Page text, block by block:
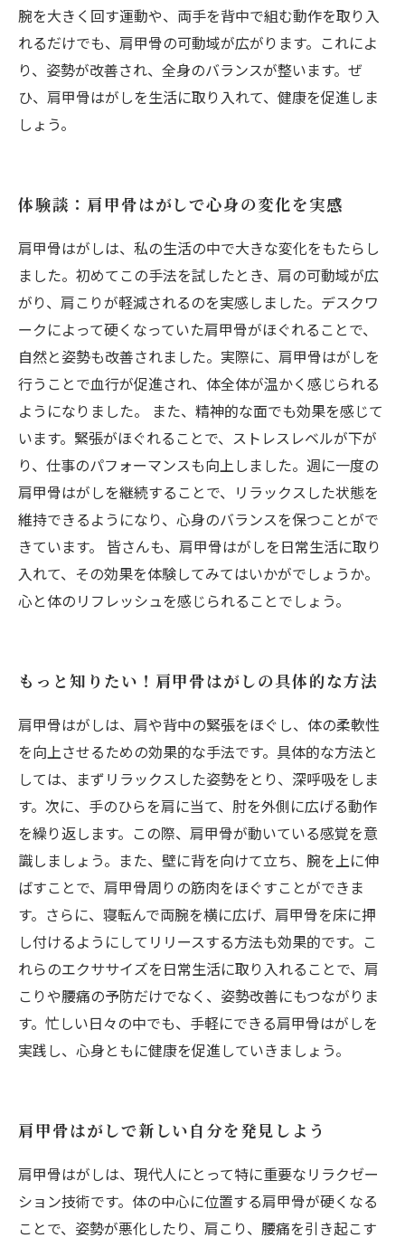
腕を大きく回す運動や、両手を背中で組む動作を取り入
れるだけでも、肩甲骨の可動域が広がります。これによ
り、姿勢が改善され、全身のバランスが整います。ぜ
ひ、肩甲骨はがしを生活に取り入れて、健康を促進しま
しょう。
体験談：肩甲骨はがしで心身の変化を実感
肩甲骨はがしは、私の生活の中で大きな変化をもたらし
ました。初めてこの手法を試したとき、肩の可動域が広
がり、肩こりが軽減されるのを実感しました。デスクワ
ークによって硬くなっていた肩甲骨がほぐれることで、
自然と姿勢も改善されました。実際に、肩甲骨はがしを
行うことで血行が促進され、体全体が温かく感じられる
ようになりました。 また、精神的な面でも効果を感じて
います。緊張がほぐれることで、ストレスレベルが下が
り、仕事のパフォーマンスも向上しました。週に一度の
肩甲骨はがしを継続することで、リラックスした状態を
維持できるようになり、心身のバランスを保つことがで
きています。 皆さんも、肩甲骨はがしを日常生活に取り
入れて、その効果を体験してみてはいかがでしょうか。
心と体のリフレッシュを感じられることでしょう。
もっと知りたい！肩甲骨はがしの具体的な方法
肩甲骨はがしは、肩や背中の緊張をほぐし、体の柔軟性
を向上させるための効果的な手法です。具体的な方法と
しては、まずリラックスした姿勢をとり、深呼吸をしま
す。次に、手のひらを肩に当て、肘を外側に広げる動作
を繰り返します。この際、肩甲骨が動いている感覚を意
識しましょう。また、壁に背を向けて立ち、腕を上に伸
ばすことで、肩甲骨周りの筋肉をほぐすことができま
す。さらに、寝転んで両腕を横に広げ、肩甲骨を床に押
し付けるようにしてリリースする方法も効果的です。こ
れらのエクササイズを日常生活に取り入れることで、肩
こりや腰痛の予防だけでなく、姿勢改善にもつながりま
す。忙しい日々の中でも、手軽にできる肩甲骨はがしを
実践し、心身ともに健康を促進していきましょう。
肩甲骨はがしで新しい自分を発見しよう
肩甲骨はがしは、現代人にとって特に重要なリラクゼー
ション技術です。体の中心に位置する肩甲骨が硬くなる
ことで、姿勢が悪化したり、肩こり、腰痛を引き起こす